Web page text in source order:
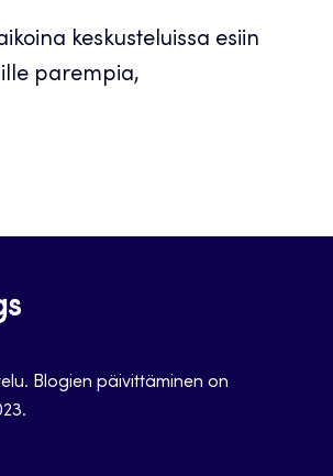
keskusteluissa esiin
parempia,
Blogien päivittäminen on